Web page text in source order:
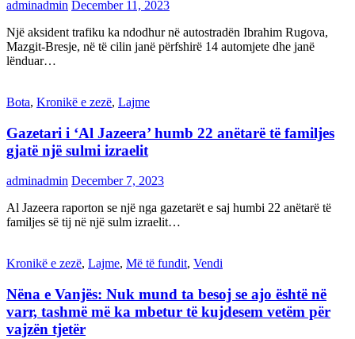
adminadmin December 11, 2023
Një aksident trafiku ka ndodhur në autostradën Ibrahim Rugova,
Mazgit-Bresje, në të cilin janë përfshirë 14 automjete dhe janë
lënduar…
Bota, Kronikë e zezë, Lajme
Gazetari i ‘Al Jazeera’ humb 22 anëtarë të familjes
gjatë një sulmi izraelit
adminadmin December 7, 2023
Al Jazeera raporton se një nga gazetarët e saj humbi 22 anëtarë të
familjes së tij në një sulm izraelit…
Kronikë e zezë, Lajme, Më të fundit, Vendi
Nëna e Vanjës: Nuk mund ta besoj se ajo është në
varr, tashmë më ka mbetur të kujdesem vetëm për
vajzën tjetër